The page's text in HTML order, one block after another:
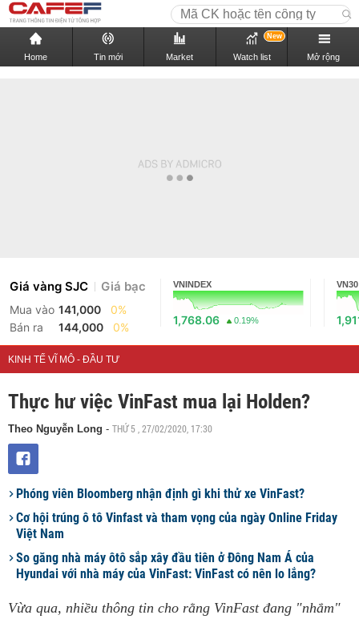
Home Tin mới Market Watch list
New
Mở rộng
Giá vàng SJC Giá bạc
Mua vào 141,000
0%
Bán ra
144,000 0%
VNINDEX
1,768.06 0.19%
VN30
KINH TẾ VĨ MÔ - ĐẦU TƯ
Thực hư việc VinFast mua lại Holden?
Theo Nguyễn Long - THỨ 5 , 27/02/2020, 17:30
Phóng viên Bloomberg nhận định gì khi thử xe VinFast?
Cơ hội trúng ô tô Vinfast và tham vọng của ngày Online Friday
Việt Nam
So găng nhà máy ôtô sắp xây đầu tiên ở Đông Nam Á của
Hyundai với nhà máy của VinFast: VinFast có nên lo lắng?
Vừa qua, nhiều thông tin cho rằng VinFast đang "nhắm"